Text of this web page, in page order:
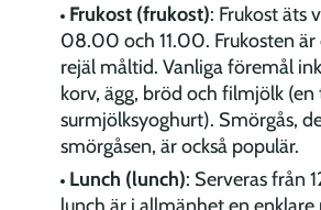
Frukost (frukost): Frukost äts
08.00 och 11.00. Frukosten
rejäl måltid. Vanliga föremål
korv, ägg, bröd och filmjölk (en
surmjölksyoghurt). Smörgås,
smörgåsen, är också populär.
Lunch (lunch): Serveras från